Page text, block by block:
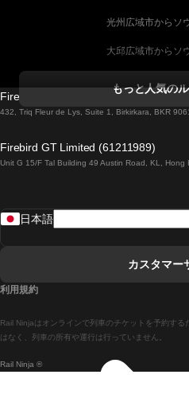
光州広域市からソ
大邱広域市からソ
ダブリンからゴール
ローマからナポ
マドリードからセビ
マドリードからアリ
もっと人気の
Firebird GT Limited (OC 1451)
432, Triq Fleur de Lys, Suite 1, Birkirkara, BKR
Firebird GT Limited (61211989)
Unit G 15/F Tal Building 49 Austin Road, KL, Hong
Rail Ninja ®
Rail Ninjaはオンラインで列車のチケットを予約す
はなく、列車の所有や運行は行っていません。
日本語
カスタマー
利用規約